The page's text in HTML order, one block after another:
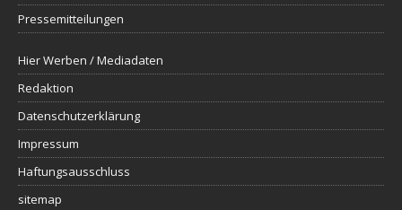
Pressemitteilungen
Hier Werben / Mediadaten
Redaktion
Datenschutzerklärung
Impressum
Haftungsausschluss
sitemap